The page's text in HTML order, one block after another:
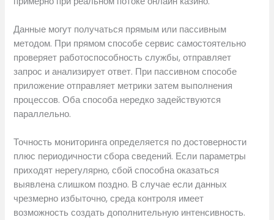
Данные могут получаться прямым или пассивным
методом. При прямом способе сервис самостоятельно
проверяет работоспособность службы, отправляет
запрос и анализирует ответ. При пассивном способе
приложение отправляет метрики затем выполнения
процессов. Оба способа нередко задействуются
параллельно.
Точность мониторинга определяется по достоверности
плюс периодичности сбора сведений. Если параметры
приходят нерегулярно, сбой способна оказаться
выявлена слишком поздно. В случае если данных
чрезмерно избыточно, среда контроля имеет
возможность создать дополнительную интенсивность.